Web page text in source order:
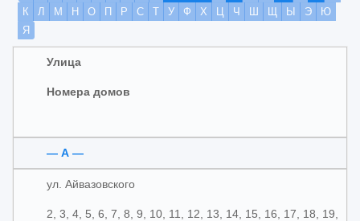
К
Л М Н О П Р С Т У Ф Х Ц Ч Ш Щ Ы Э
Ю
Я
Улица
Номера домов
— А —
ул. Айвазовского
2, 3, 4, 5, 6, 7, 8, 9, 10, 11, 12, 13, 14, 15, 16, 17, 18, 19,